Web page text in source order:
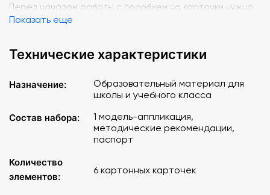
Перед началом работы с пособием на карточки нужно
наклеить магнитную резину, предварительно сняв с неё
папку-конверт на кнопке.
Показать еще
Технические характеристики
Назначение:
Образовательный материал для
школы и учебного класса
Состав набора:
1 модель-аппликация,
методические рекомендации,
паспорт
Количество
элементов:
6 картонных карточек